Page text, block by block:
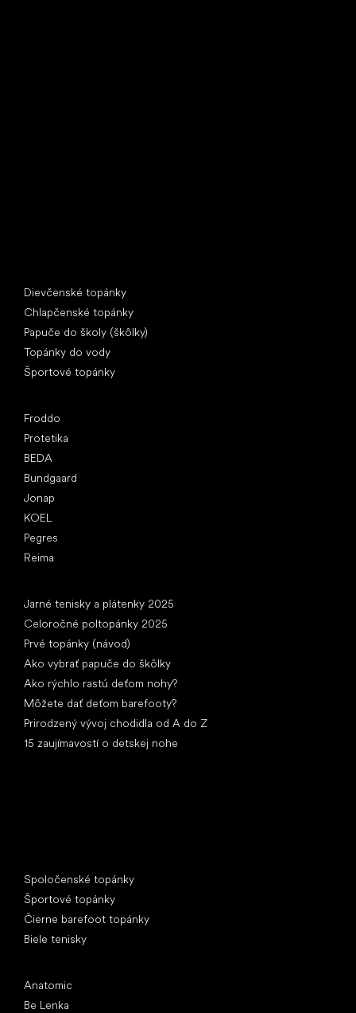
Dievčenské topánky
Chlapčenské topánky
Papuče do školy (škôlky)
Topánky do vody
Športové topánky
Froddo
Protetika
BEDA
Bundgaard
Jonap
KOEL
Pegres
Reima
Jarné tenisky a plátenky 2025
Celoročné poltopánky 2025
Prvé topánky (návod)
Ako vybrať papuče do škôlky
Ako rýchlo rastú deťom nohy?
Môžete dať deťom barefooty?
Prirodzený vývoj chodidla od A do Z
15 zaujímavostí o detskej nohe
Spoločenské topánky
Športové topánky
Čierne barefoot topánky
Biele tenisky
Anatomic
Be Lenka